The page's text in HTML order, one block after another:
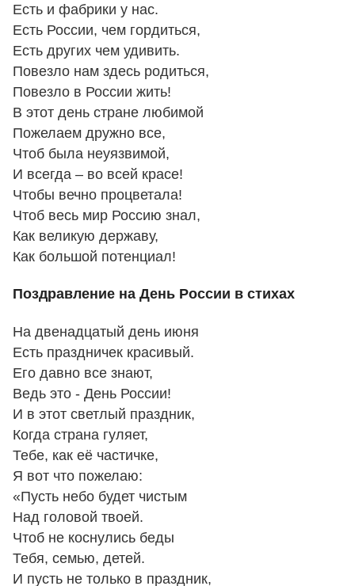
Есть и фабрики у нас.
Есть России, чем гордиться,
Есть других чем удивить.
Повезло нам здесь родиться,
Повезло в России жить!
В этот день стране любимой
Пожелаем дружно все,
Чтоб была неуязвимой,
И всегда – во всей красе!
Чтобы вечно процветала!
Чтоб весь мир Россию знал,
Как великую державу,
Как большой потенциал!
Поздравление на День России в стихах
На двенадцатый день июня
Есть праздничек красивый.
Его давно все знают,
Ведь это - День России!
И в этот светлый праздник,
Когда страна гуляет,
Тебе, как её частичке,
Я вот что пожелаю:
«Пусть небо будет чистым
Над головой твоей.
Чтоб не коснулись беды
Тебя, семью, детей.
И пусть не только в праздник,